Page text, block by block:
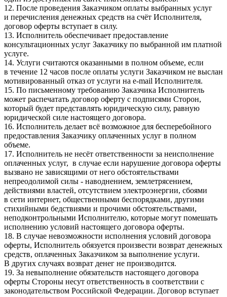
12. После проведения Заказчиком оплаты выбранных услуг
и перечисления денежных средств на счёт Исполнителя,
договор оферты вступает в силу.
13. Исполнитель обеспечивает предоставление
консультационных услуг Заказчику по выбранной им платной
услуге.
14. Услуги считаются оказанными в полном объеме, если
в течение 12 часов после оплаты услуги Заказчиком не выслан
мотивированный отказ от услуги на e-mail Исполнителя.
15. По письменному требованию Заказчика Исполнитель
может распечатать договор оферту с подписями Сторон,
который будет представлять юридическую силу, равную
юридической силе настоящего договора.
16. Исполнитель делает всё возможное для бесперебойного
предоставления Заказчику оплаченных услуг в полном
объеме.
17. Исполнитель не несёт ответственности за неисполнение
оплаченных услуг, в случае если нарушение договора оферты
вызвано не зависящими от него обстоятельствами
непреодолимой силы - наводнением, землетрясением,
действиями властей, отсутствием электроэнергии, сбоями
в сети интернет, общественными беспорядками, другими
стихийными бедствиями и прочими обстоятельствами,
неподконтрольными Исполнителю, которые могут помешать
исполнению условий настоящего договора оферты.
18. В случае невозможности исполнения условий договора
оферты, Исполнитель обязуется произвести возврат денежных
средств, оплаченных Заказчиком за выполнение услуги.
В других случаях возврат денег не производится.
19. За невыполнение обязательств настоящего договора
оферты Стороны несут ответственность в соответствии с
законодательством Российской Федерации. Договор вступает